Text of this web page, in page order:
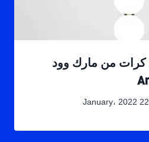
إيكو وول لايت – 4 كرات من مارك وود
22 January، 2022